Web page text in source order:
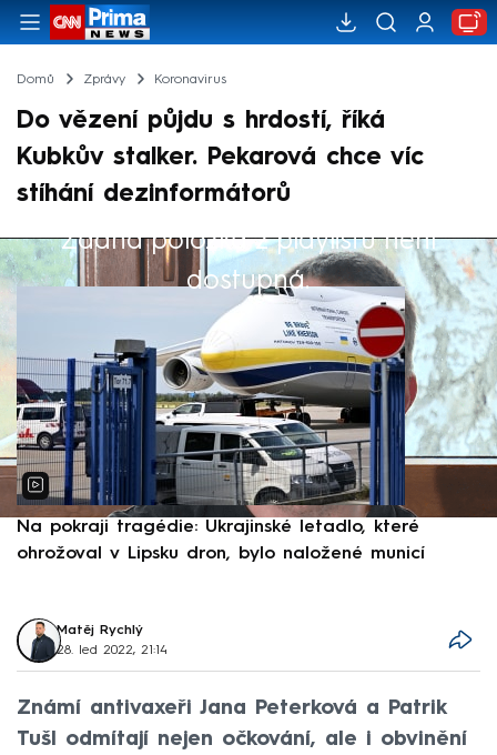
Domů Zprávy Koronavirus
Do vězení půjdu s hrdostí, říká
Kubkův stalker. Pekarová chce víc
stíhání dezinformátorů
Žádná položka z playlistu není
dostupná.
Výběr redakce
Na pokraji tragédie: Ukrajinské letadlo, které
ohrožoval v Lipsku dron, bylo naložené municí
Matěj Rychlý
28. led 2022, 21:14
Známí antivaxeři Jana Peterková a Patrik
Tušl odmítají nejen očkování, ale i obvinění